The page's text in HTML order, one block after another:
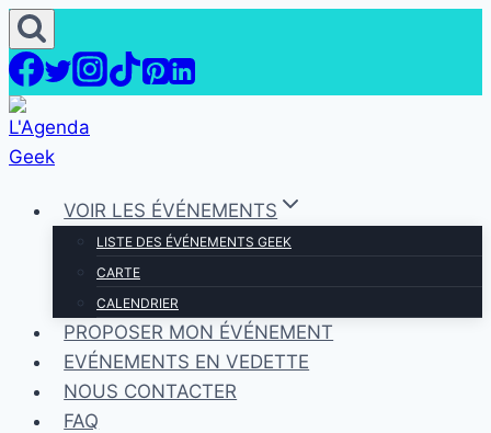
Aller
au
contenu
VOIR LES ÉVÉNEMENTS
LISTE DES ÉVÉNEMENTS GEEK
CARTE
CALENDRIER
PROPOSER MON ÉVÉNEMENT
EVÉNEMENTS EN VEDETTE
NOUS CONTACTER
FAQ